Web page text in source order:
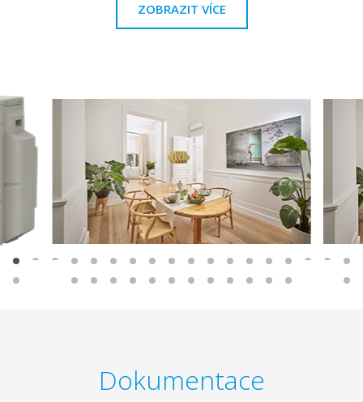
ZOBRAZIT VÍCE
Dokumentace